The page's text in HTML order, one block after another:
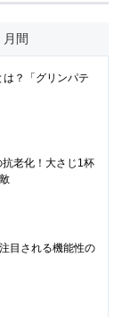
月間
？「グリンパテ
抗老化！大さじ1杯
目される機能性の